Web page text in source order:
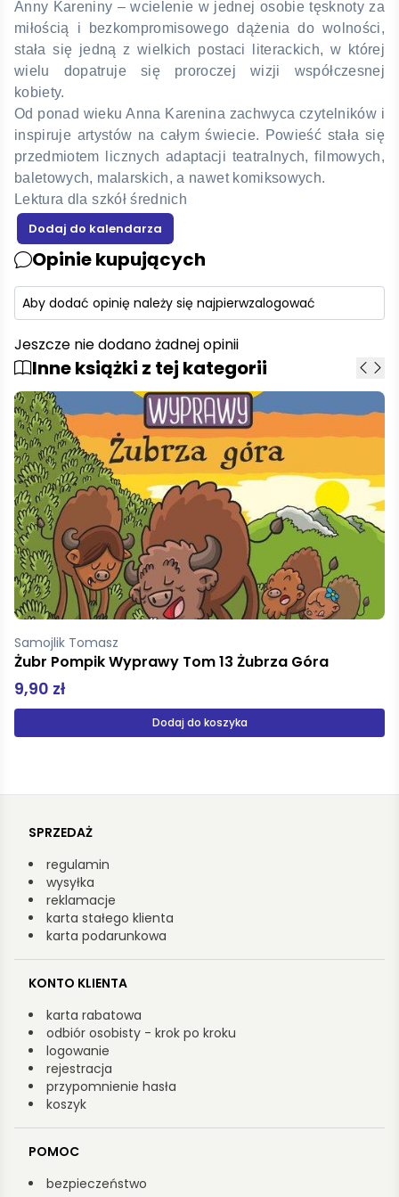
Anny Kareniny – wcielenie w jednej osobie tęsknoty za
miłością i bezkompromisowego dążenia do wolności,
stała się jedną z wielkich postaci literackich, w której
wielu dopatruje się proroczej wizji współczesnej
kobiety.
Od ponad wieku Anna Karenina zachwyca czytelników i
inspiruje artystów na całym świecie. Powieść stała się
przedmiotem licznych adaptacji teatralnych, filmowych,
baletowych, malarskich, a nawet komiksowych.
Lektura dla szkół średnich
Opinie kupujących
Aby dodać opinię należy się najpierwzalogować
Jeszcze nie dodano żadnej opinii
Inne książki z tej kategorii
Woźna Mirosława
Kluseczka
8,00 zł
Dodaj do koszyka
SPRZEDAŻ
regulamin
wysyłka
reklamacje
karta stałego klienta
karta podarunkowa
KONTO KLIENTA
karta rabatowa
odbiór osobisty - krok po kroku
logowanie
rejestracja
przypomnienie hasła
koszyk
POMOC
bezpieczeństwo